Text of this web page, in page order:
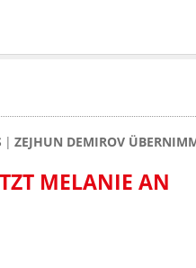
ZEJHUN DEMIROV
MELANIE AN